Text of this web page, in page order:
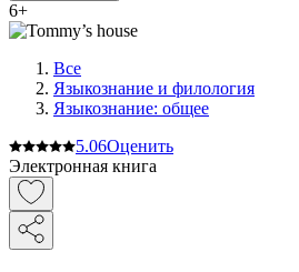
6+
Все
Языкознание и филология
Языкознание: общее
5.06Оценить
Электронная книга